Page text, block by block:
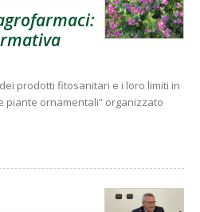
prodotti fitosanitari e i loro limiti in
piante ornamentali” organizzato